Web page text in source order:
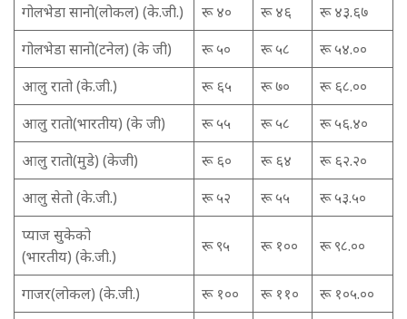
गोलभेडा सानो(लोकल) (के.जी.)
रू ४० रू ४६
रू ४३.६७
गोलभेडा सानो(टनेल) (के जी)
रू ५० रू ५८
रू ५४.००
आलु रातो (के.जी.)
रू ६५ रू ७०
रू ६८.००
आलु रातो(भारतीय) (के जी)
रू ५५ रू ५८
रू ५६.४०
आलु रातो(मुडे) (केजी)
रू ६० रू ६४
रू ६२.२०
आलु सेतो (के.जी.)
रू ५२ रू ५५
रू ५३.५०
प्याज सुकेको
(भारतीय) (के.जी.)
रू ९५ रू १०० रू ९८.००
गाजर(लोकल) (के.जी.) रू १०० रू ११०
रू १०५.००